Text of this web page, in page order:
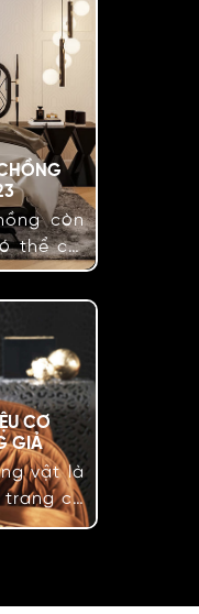
còn
thể coi
quan
sau khu
về xu
chồng
CƠ
GIẢ
vật là
trang có
như rất
định vị
bộ sưu